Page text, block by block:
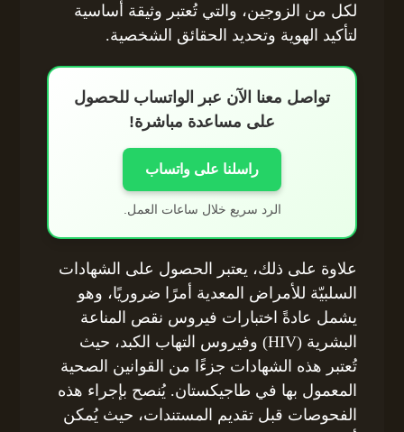
لكل من الزوجين، والتي تُعتبر وثيقة أساسية
لتأكيد الهوية وتحديد الحقائق الشخصية.
تواصل معنا الآن عبر الواتساب للحصول
على مساعدة مباشرة!
راسلنا على واتساب
الرد سريع خلال ساعات العمل.
علاوة على ذلك، يعتبر الحصول على الشهادات
السلبيّة للأمراض المعدية أمرًا ضروريًا، وهو
يشمل عادةً اختبارات فيروس نقص المناعة
البشرية (HIV) وفيروس التهاب الكبد، حيث
تُعتبر هذه الشهادات جزءًا من القوانين الصحية
المعمول بها في طاجيكستان. يُنصح بإجراء هذه
الفحوصات قبل تقديم المستندات، حيث يُمكن